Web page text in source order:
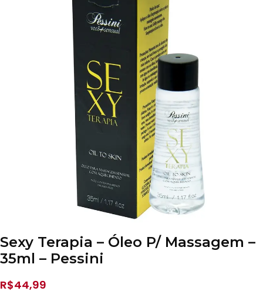
Sexy Terapia – Óleo P/ Massagem –
35ml – Pessini
R$44,99